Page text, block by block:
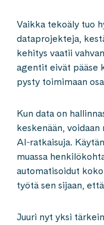
Vaikka tekoäly tuo
dataprojekteja,
kehitys vaatii
agentit eivät pääse
pysty toimimaan
Kun data on
keskenään,
AI‑ratkaisuja.
muassa
automatisoidut
työtä sen sijaan,
Juuri nyt yksi